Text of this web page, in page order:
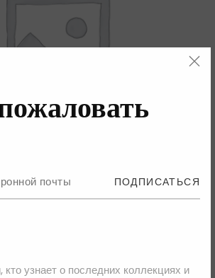
ПОДПИСАТЬСЯ
узнает о последних коллекциях и
ВЫБЕРИТЕ ПАРАМЕТРЫ